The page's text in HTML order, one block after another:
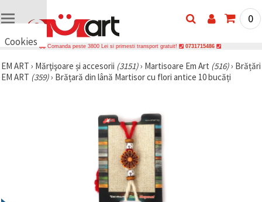
Cookies
vrem să vă
oferim
0
Comanda peste 3800 Lei si primesti transport gratuit! 0731715486
EM ART › Mărţişoare și accesorii (3151)› Martisoare Em Art (516)› Brățări
EM ART (359)› Brățară din lână Martisor cu flori antice 10 bucăți